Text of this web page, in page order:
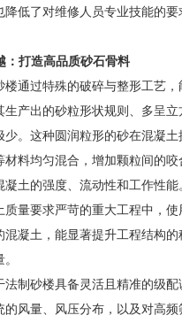
降低了对维修人员专业技能的
：打造高品质砂石骨料
楼通过特殊的破碎与整形工艺
生产出的砂粒形状规则、多呈立
少。这种圆润粒形的砂在混凝
材料均匀混合，增加颗粒间的
凝土的强度、流动性和工作性
质量要求严苛的重大工程中，
混凝土，能显著提升工程结构的
法制砂楼具备灵活且精准的级
的风量、风压分布，以及对高